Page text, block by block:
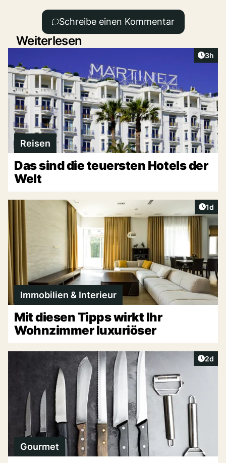
Schreibe einen Kommentar
Weiterlesen
3h
Reisen
Das sind die teuersten Hotels der
Welt
1d
Immobilien & Interieur
Mit diesen Tipps wirkt Ihr
Wohnzimmer luxuriöser
2d
Gourmet